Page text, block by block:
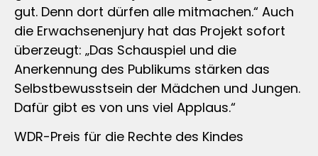
gut. Denn dort dürfen alle mitmachen.“ Auch
die Erwachsenenjury hat das Projekt sofort
überzeugt: „Das Schauspiel und die
Anerkennung des Publikums stärken das
Selbstbewusstsein der Mädchen und Jungen.
Dafür gibt es von uns viel Applaus.“
WDR-Preis für die Rechte des Kindes